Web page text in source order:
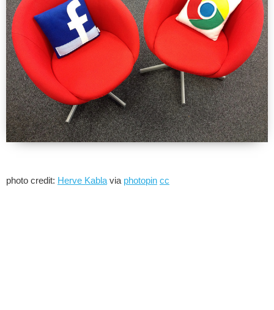
photo credit: Herve Kabla via photopin cc